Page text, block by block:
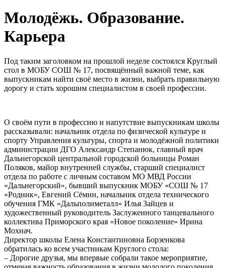
Молодёжь. Образование.
Карьера
Под таким заголовком на прошлой неделе состоялся Круглый
стол в МОБУ СОШ № 17, посвящённый важной теме, как
выпускникам найти своё место в жизни, выбрать правильную
дорогу и стать хорошим специалистом в своей профессии.
О своём пути в профессию и напутствие выпускникам школы
рассказывали: начальник отдела по физической культуре и
спорту Управления культуры, спорта и молодёжной политики
администрации ДГО Александр Степанюк, главный врач
Дальнегорской центральной городской больницы Роман
Поляков, майор внутренней службы, старший специалист
отдела по работе с личным составом МО МВД России
«Дальнегорский», бывший выпускник МОБУ «СОШ № 17
«Родник», Евгений Сёмин, начальник отдела технического
обучения ГМК «Дальполиметалл» Илья Зайцев и
художественный руководитель Заслуженного танцевального
коллектива Приморского края «Новое поколение» Ирина
Мохнач.
Директор школы Елена Константиновна Борзенкова
обратилась ко всем участникам Круглого стола:
– Дорогие друзья, мы впервые собрали такое мероприятие,